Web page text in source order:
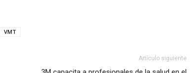
VMT
Artículo siguiente